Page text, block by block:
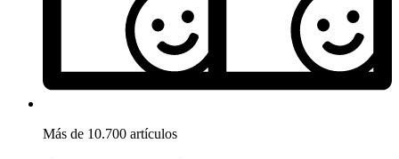
Más de 10.700 artículos